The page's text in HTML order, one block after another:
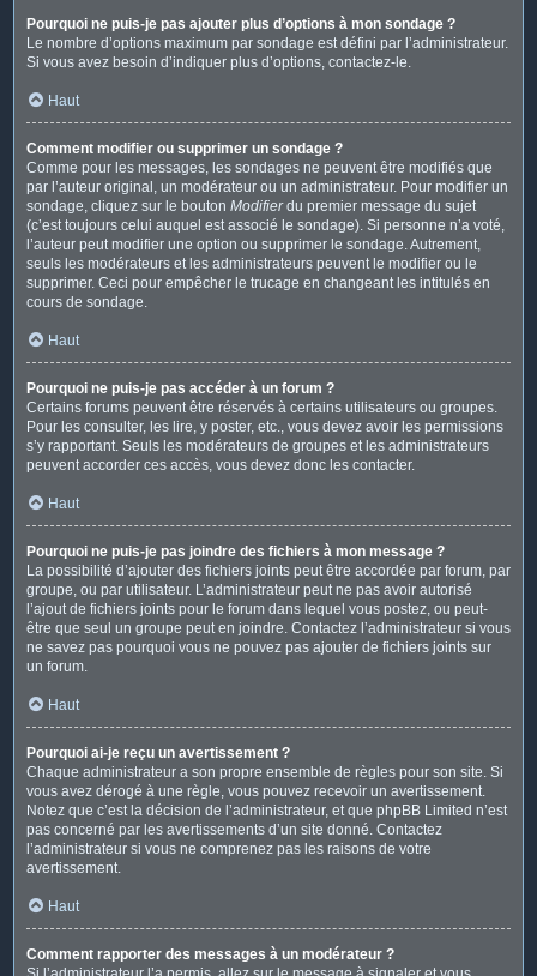
Pourquoi ne puis-je pas ajouter plus d’options à mon sondage ?
Le nombre d’options maximum par sondage est défini par l’administrateur.
Si vous avez besoin d’indiquer plus d’options, contactez-le.
Haut
Comment modifier ou supprimer un sondage ?
Comme pour les messages, les sondages ne peuvent être modifiés que
par l’auteur original, un modérateur ou un administrateur. Pour modifier un
sondage, cliquez sur le bouton Modifierdu premier message du sujet
(c’est toujours celui auquel est associé le sondage). Si personne n’a voté,
l’auteur peut modifier une option ou supprimer le sondage. Autrement,
seuls les modérateurs et les administrateurs peuvent le modifier ou le
supprimer. Ceci pour empêcher le trucage en changeant les intitulés en
cours de sondage.
Haut
Pourquoi ne puis-je pas accéder à un forum ?
Certains forums peuvent être réservés à certains utilisateurs ou groupes.
Pour les consulter, les lire, y poster, etc., vous devez avoir les permissions
s’y rapportant. Seuls les modérateurs de groupes et les administrateurs
peuvent accorder ces accès, vous devez donc les contacter.
Haut
Pourquoi ne puis-je pas joindre des fichiers à mon message ?
La possibilité d’ajouter des fichiers joints peut être accordée par forum, par
groupe, ou par utilisateur. L’administrateur peut ne pas avoir autorisé
l’ajout de fichiers joints pour le forum dans lequel vous postez, ou peut-
être que seul un groupe peut en joindre. Contactez l’administrateur si vous
ne savez pas pourquoi vous ne pouvez pas ajouter de fichiers joints sur
un forum.
Haut
Pourquoi ai-je reçu un avertissement ?
Chaque administrateur a son propre ensemble de règles pour son site. Si
vous avez dérogé à une règle, vous pouvez recevoir un avertissement.
Notez que c’est la décision de l’administrateur, et que phpBB Limited n’est
pas concerné par les avertissements d’un site donné. Contactez
l’administrateur si vous ne comprenez pas les raisons de votre
avertissement.
Haut
Comment rapporter des messages à un modérateur ?